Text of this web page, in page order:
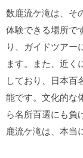
数鹿流ケ滝は、そ
体験できる場所で
り、ガイドツアー
ます。また、近く
しており、日本百
能です。文化的な
ら名所百選にも負
鹿流ケ滝は、本当